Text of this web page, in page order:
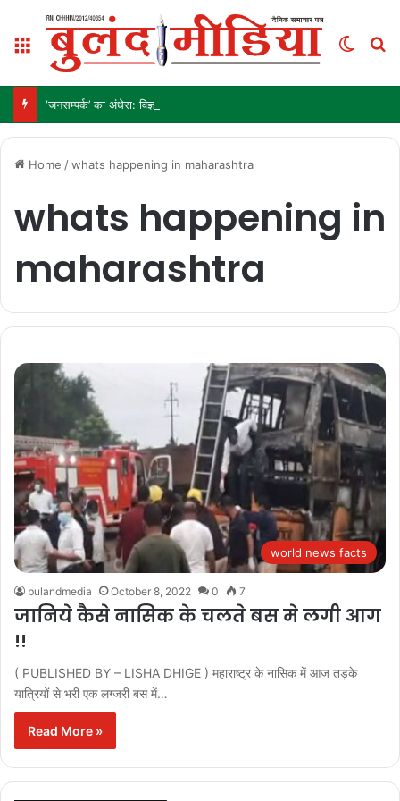
Menu
‘जनसम्पर्क’ का अंधेरा: विज्ञापन अब ‘इनाम’ नहीं, ‘हथियार’ है!
Home /whats happening in maharashtra
whats happening in
maharashtra
world news facts
bulandmedia October 8, 2022 0 7
जानिये कैसे नासिक के चलते बस मे लगी आग
!!
( PUBLISHED BY – LISHA DHIGE ) महाराष्ट्र के नासिक में आज तड़के
यात्रियों से भरी एक लग्जरी बस में…
Read More »